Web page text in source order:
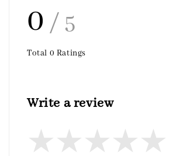
0 / 5
Total 0 Ratings
Write a review